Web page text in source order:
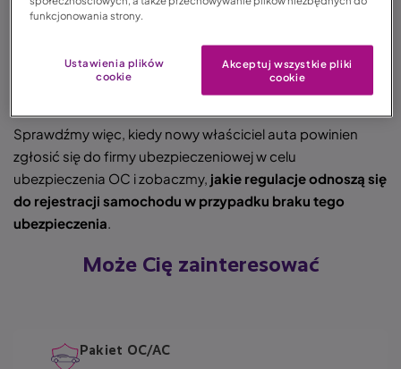
wyczuleni. Bardzo istotną kwestią jestzweryfikowanie
wielu kierowców zwyczajnie nie pamięta. A niedopatrzenie
tej kwestii jest równie kosztowne co niezidentyfikowana
Sprawdźmy więc, kiedy nowy właściciel auta powinien
zgłosić się do firmy ubezpieczeniowej w celu
ubezpieczenia OC i zobaczmy, jakie regulacje odnoszą się
do rejestracji samochodu w przypadku braku tego
ubezpieczenia.
Może Cię zainteresować
Pakiet OC/AC
funkcjonowania strony.
Ustawienia plików
cookie
Akceptuj wszystkie pliki
cookie